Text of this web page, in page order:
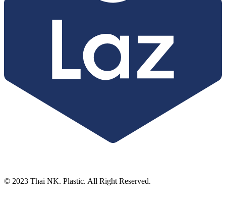
© 2023 Thai NK. Plastic. All Right Reserved.